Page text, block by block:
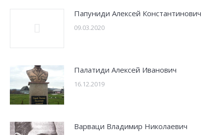
Папуниди Алексей Константинович
09.03.2020
Палатиди Алексей Иванович
16.12.2019
Варваци Владимир Николаевич